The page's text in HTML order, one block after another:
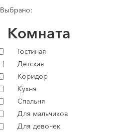
Выбрано:
Комната
Гостиная
Детская
Коридор
Кухня
Спальня
Для мальчиков
Для девочек